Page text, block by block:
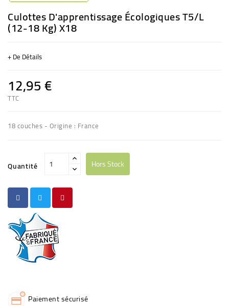
Culottes D'apprentissage Écologiques T5/L
(12-18 Kg) X18
+ De Détails
12,95 €
TTC
18 couches - Origine : France
Quantité Hors Stock
Paiement sécurisé